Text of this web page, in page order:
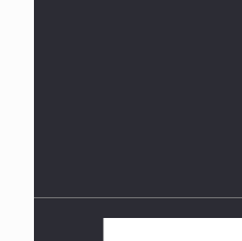
ومهيمنٌ عليها.. ليس